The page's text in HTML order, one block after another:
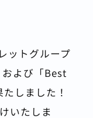
ットグループ
よび「Best
しました！
いたしま